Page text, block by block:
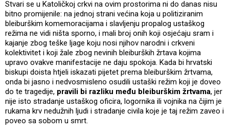
Stvari se u Katoličkoj crkvi na ovim prostorima ni do danas nisu
bitno promijenile: na jednoj strani većina koja u politiziranim
bleiburškim komemoracijama i slavljenju propalog ustaškog
režima ne vidi ništa sporno, i mali broj onih koji osjećaju sram i
kajanje zbog teške ljage koju nosi njihov narodni i crkveni
kolektivitet i koji žale zbog nevinih bleiburških žrtava kojima
upravo ovakve manifestacije ne daju spokoja. Kada bi hrvatski
biskupi doista htjeli iskazati pijetet prema bleiburškim žrtvama,
onda bi jasno i nedvosmisleno osudili ustaški režim koji je doveo
do te tragedije, pravili bi razliku među bleiburškim žrtvama, jer
nije isto stradanje ustaškog oficira, logornika ili vojnika na čijim je
rukama krv nedužnih ljudi i stradanje civila koje je taj režim zaveo i
poveo sa sobom u smrt.